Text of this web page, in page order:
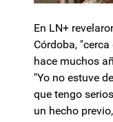
En LN+
Córdoba,
hace muchos
"Yo no estuve
que tengo
un hecho